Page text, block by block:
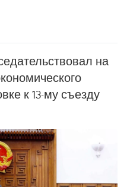
на
к 13-му съезду